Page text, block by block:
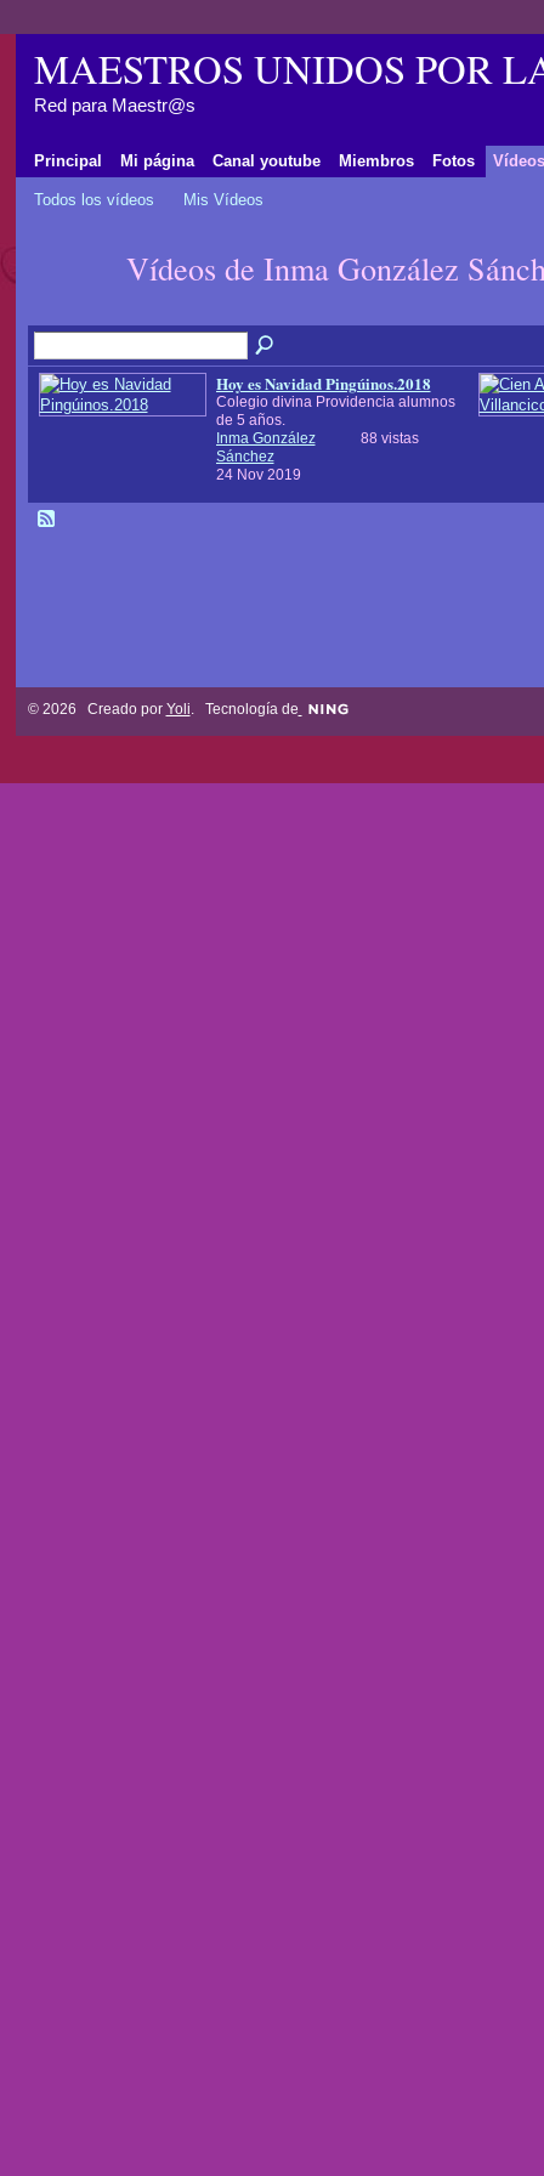
MAESTROS UNIDOS POR
Red para Maestr@s
Principal Mi página Canal youtube Miembros Fotos Vídeos
Todos los vídeos Mis Vídeos
Vídeos de Inma González
Hoy es Navidad Pingúinos.2018
Colegio divina Providencia alumnos
de 5 años.
Inma González
Sánchez
24 Nov 2019
88 vistas
© 2026 Creado por Yoli . Tecnología de